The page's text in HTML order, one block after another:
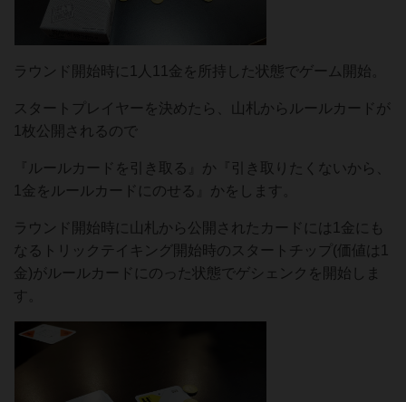
ラウンド開始時に1人11金を所持した状態でゲーム開始。
スタートプレイヤーを決めたら、山札からルールカードが
1枚公開されるので
『ルールカードを引き取る』か『引き取りたくないから、
1金をルールカードにのせる』かをします。
ラウンド開始時に山札から公開されたカードには1金にも
なるトリックテイキング開始時のスタートチップ(価値は1
金)がルールカードにのった状態でゲシェンクを開始しま
す。